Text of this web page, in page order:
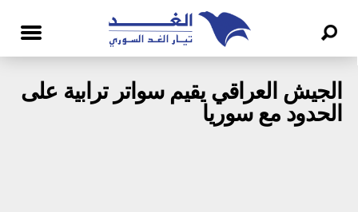
الجيش العراقي يقيم سواتر ترابية على
الحدود مع سوريا